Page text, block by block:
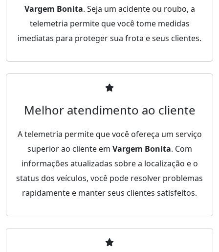
Vargem Bonita. Seja um acidente ou roubo, a
telemetria permite que você tome medidas
imediatas para proteger sua frota e seus clientes.
Melhor atendimento ao cliente
A telemetria permite que você ofereça um serviço
superior ao cliente em Vargem Bonita. Com
informações atualizadas sobre a localização e o
status dos veículos, você pode resolver problemas
rapidamente e manter seus clientes satisfeitos.